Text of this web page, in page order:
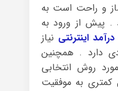
و راحت است به
. پیش از ورود به
اینترنتی نیاز
دارد . همچنین
روش انتخابی
کمتری به موفقیت